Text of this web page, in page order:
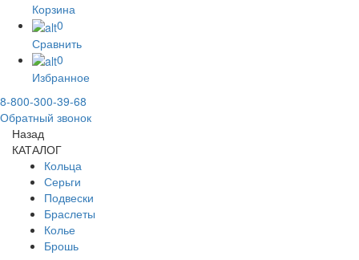
Корзина
0
Сравнить
0
Избранное
8-800-300-39-68
Обратный звонок
Назад
КАТАЛОГ
Кольца
Серьги
Подвески
Браслеты
Колье
Брошь